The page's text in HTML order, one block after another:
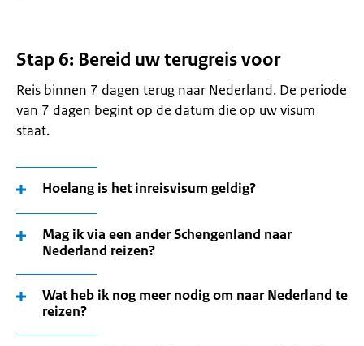
Stap 6: Bereid uw terugreis voor
Reis binnen 7 dagen terug naar Nederland. De periode
van 7 dagen begint op de datum die op uw visum
staat.
Hoelang is het inreisvisum geldig?
Mag ik via een ander Schengenland naar
Nederland reizen?
Wat heb ik nog meer nodig om naar Nederland te
reizen?